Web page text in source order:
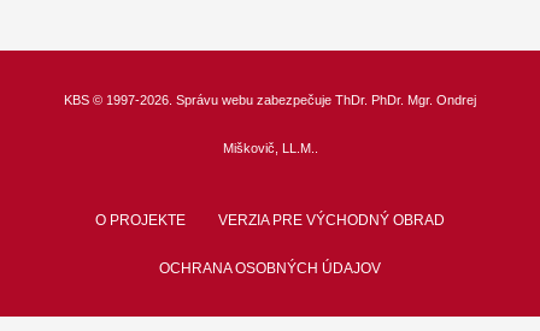
KBS © 1997-2026. Správu webu zabezpečuje ThDr. PhDr. Mgr. Ondrej
Miškovič, LL.M.
O PROJEKTE VERZIA PRE VÝCHODNÝ OBRAD
OCHRANA OSOBNÝCH ÚDAJOV